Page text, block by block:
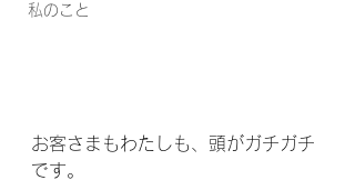
私のこと
お客さまもわたしも、頭がガチガチ
です。